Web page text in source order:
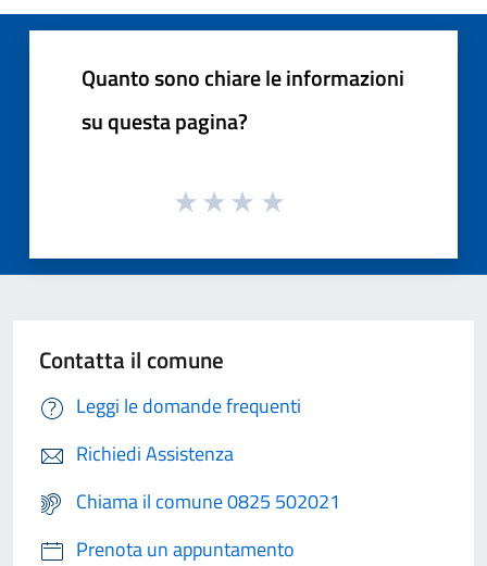
Quanto sono chiare le informazioni
su questa pagina?
Contatta il comune
Leggi le domande frequenti
Richiedi Assistenza
Chiama il comune 0825 502021
Prenota un appuntamento